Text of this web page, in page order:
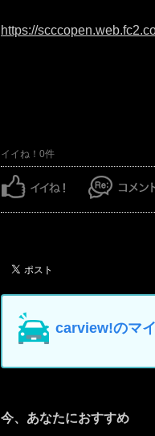
https://
イイね！0件
carview!のマ
今、あなたにおすすめ